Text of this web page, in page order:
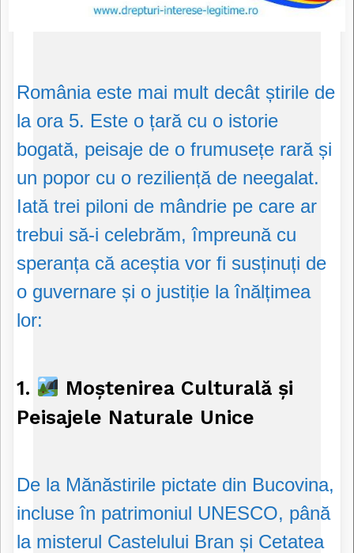
România este mai mult decât știrile de
la ora 5. Este o țară cu o istorie
bogată, peisaje de o frumusețe rară și
un popor cu o reziliență de neegalat.
Iată trei piloni de mândrie pe care ar
trebui să-i celebrăm, împreună cu
speranța că aceștia vor fi susținuți de
o guvernare și o justiție la înălțimea
lor:
1.
Moștenirea Culturală și
Peisajele Naturale Unice
De la Mănăstirile pictate din Bucovina,
incluse în patrimoniul UNESCO, până
la misterul Castelului Bran și Cetatea